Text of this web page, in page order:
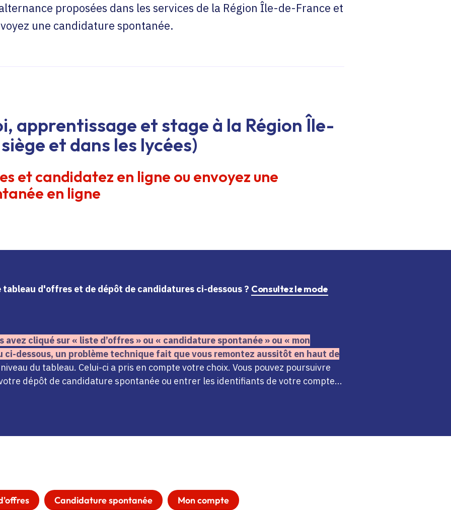
proposées dans les services de la Région Île-de-France et
une candidature spontanée.
apprentissage et stage à la Région Île-
et dans les lycées)
et candidatez en ligne ou envoyez une
en ligne
d'offres et de dépôt de candidatures ci-dessous ? Consultez le mode
cliqué sur « liste d’offres » ou « candidature spontanée » ou « mon
ci-dessous, un problème technique fait que vous remontez aussitôt en haut de
du tableau. Celui-ci a pris en compte votre choix. Vous pouvez poursuivre
dépôt de candidature spontanée ou entrer les identifiants de votre compte...